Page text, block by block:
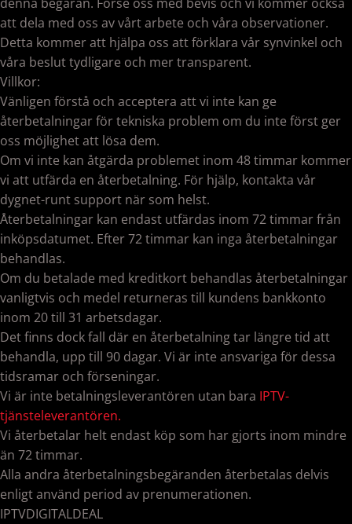
att dela med oss av vårt arbete och våra observationer.
Detta kommer att hjälpa oss att förklara vår synvinkel och
våra beslut tydligare och mer transparent.
Villkor:
Vänligen förstå och acceptera att vi inte kan ge
återbetalningar för tekniska problem om du inte först ger
oss möjlighet att lösa dem.
Om vi inte kan åtgärda problemet inom 48 timmar kommer
vi att utfärda en återbetalning. För hjälp, kontakta vår
dygnet-runt support när som helst.
Återbetalningar kan endast utfärdas inom 72 timmar från
inköpsdatumet. Efter 72 timmar kan inga återbetalningar
behandlas.
Om du betalade med kreditkort behandlas återbetalningar
vanligtvis och medel returneras till kundens bankkonto
inom 20 till 31 arbetsdagar.
Det finns dock fall där en återbetalning tar längre tid att
behandla, upp till 90 dagar. Vi är inte ansvariga för dessa
tidsramar och förseningar.
Vi är inte betalningsleverantören utan bara IPTV-
tjänsteleverantören.
Vi återbetalar helt endast köp som har gjorts inom mindre
än 72 timmar.
Alla andra återbetalningsbegäranden återbetalas delvis
enligt använd period av prenumerationen.
IPTVDIGITALDEAL